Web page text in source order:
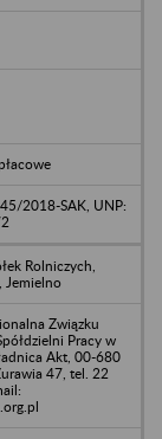
2018-SAK, UNP:
Rolniczych,
Jemielno
Związku
Pracy w
Akt, 00-680
47, tel. 22